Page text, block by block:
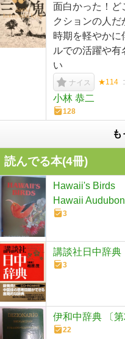
面白かった！ど
クションの人
時期を軽やかに
ルでの活躍や有
い
ナイス ★114
小林 恭二
128
も
読んでる本(4冊)
Hawaii's Birds
Hawaii
3
講談社日中辞典
3
伊和中辞典 〔第
22